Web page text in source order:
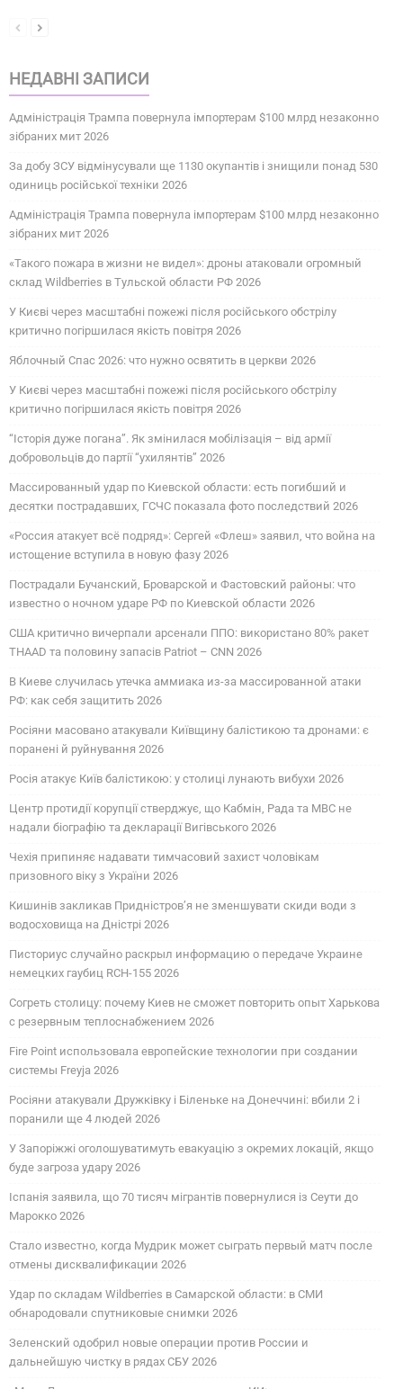
НЕДАВНІ ЗАПИСИ
Адміністрація Трампа повернула імпортерам $100 млрд незаконно
зібраних мит 2026
За добу ЗСУ відмінусували ще 1130 окупантів і знищили понад 530
одиниць російської техніки 2026
Адміністрація Трампа повернула імпортерам $100 млрд незаконно
зібраних мит 2026
«Такого пожара в жизни не видел»: дроны атаковали огромный
склад Wildberries в Тульской области РФ 2026
У Києві через масштабні пожежі після російського обстрілу
критично погіршилася якість повітря 2026
Яблочный Спас 2026: что нужно освятить в церкви 2026
У Києві через масштабні пожежі після російського обстрілу
критично погіршилася якість повітря 2026
“Історія дуже погана”. Як змінилася мобілізація – від армії
добровольців до партії “ухилянтів” 2026
Массированный удар по Киевской области: есть погибший и
десятки пострадавших, ГСЧС показала фото последствий 2026
«Россия атакует всё подряд»: Сергей «Флеш» заявил, что война на
истощение вступила в новую фазу 2026
Пострадали Бучанский, Броварской и Фастовский районы: что
известно о ночном ударе РФ по Киевской области 2026
США критично вичерпали арсенали ППО: використано 80% ракет
THAAD та половину запасів Patriot – CNN 2026
В Киеве случилась утечка аммиака из-за массированной атаки
РФ: как себя защитить 2026
Росіяни масовано атакували Київщину балістикою та дронами: є
поранені й руйнування 2026
Росія атакує Київ балістикою: у столиці лунають вибухи 2026
Центр протидії корупції стверджує, що Кабмін, Рада та МВС не
надали біографію та декларації Вигівського 2026
Чехія припиняє надавати тимчасовий захист чоловікам
призовного віку з України 2026
Кишинів закликав Придністров’я не зменшувати скиди води з
водосховища на Дністрі 2026
Писториус случайно раскрыл информацию о передаче Украине
немецких гаубиц RCH-155 2026
Согреть столицу: почему Киев не сможет повторить опыт Харькова
с резервным теплоснабжением 2026
Fire Point использовала европейские технологии при создании
системы Freyja 2026
Росіяни атакували Дружківку і Біленьке на Донеччині: вбили 2 і
поранили ще 4 людей 2026
У Запоріжжі оголошуватимуть евакуацію з окремих локацій, якщо
буде загроза удару 2026
Іспанія заявила, що 70 тисяч мігрантів повернулися із Сеути до
Марокко 2026
Стало известно, когда Мудрик может сыграть первый матч после
отмены дисквалификации 2026
Удар по складам Wildberries в Самарской области: в СМИ
обнародовали спутниковые снимки 2026
Зеленский одобрил новые операции против России и
дальнейшую чистку в рядах СБУ 2026